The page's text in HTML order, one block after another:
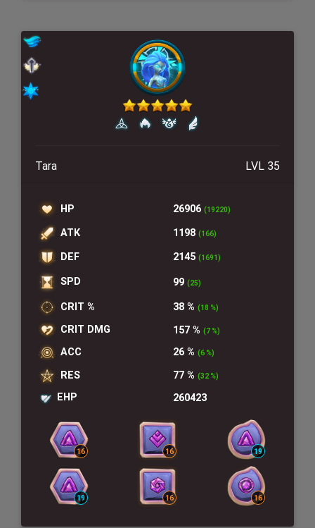
Tara LVL 35
HP 26906 (19220)
ATK 1198 (166)
DEF 2145 (1691)
SPD 99 (25)
CRIT % 38 % (18 %)
CRIT DMG 157 % (7 %)
ACC 26 % (6 %)
RES 77 % (32 %)
EHP 260423